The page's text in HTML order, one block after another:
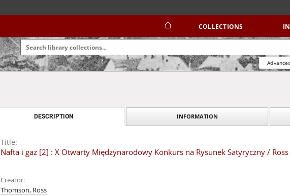
COLLECTIONS
DESCRIPTION INFORMATION
Title:
Nafta i gaz [2] : X Otwarty Międzynarodowy Konkurs na Rysunek Satyryczny /
Creator:
Thomson, Ross